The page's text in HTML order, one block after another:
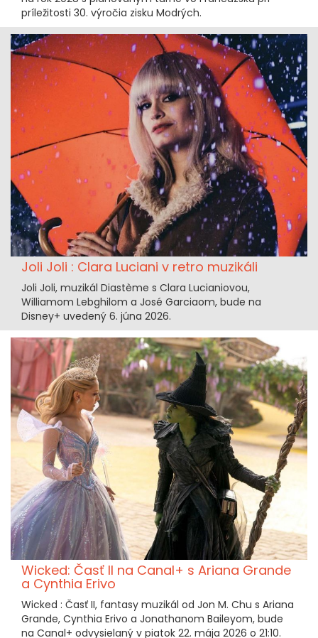
príležitosti 30. výročia zisku Modrých.
Joli Joli : Clara Luciani v retro muzikáli
Joli Joli, muzikál Diastème s Clara Lucianiovou,
Williamom Lebghilom a José Garciaom, bude na
Disney+ uvedený 6. júna 2026.
Wicked: Časť II na Canal+ s Ariana Grande
a Cynthia Erivo
Wicked : Časť II, fantasy muzikál od Jon M. Chu s Ariana
Grande, Cynthia Erivo a Jonathanom Baileyom, bude
na Canal+ odvysielaný v piatok 22. mája 2026 o 21:10.